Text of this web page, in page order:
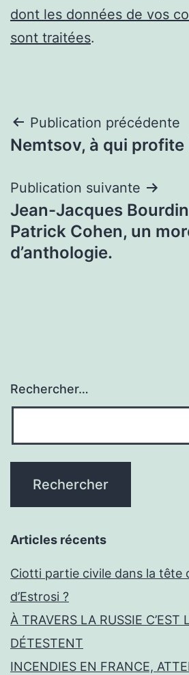
dont les données de vos
sont traitées.
Navigation
de
l’article
Publication précédente
Nemtsov, à qui profite
Publication suivante
Jean-Jacques
Patrick Cohen, un
d’anthologie.
Rechercher…
Articles récents
Ciotti partie civile dans la tête
d’Estrosi ?
À TRAVERS LA RUSSIE C’EST
DÉTESTENT
INCENDIES EN FRANCE,